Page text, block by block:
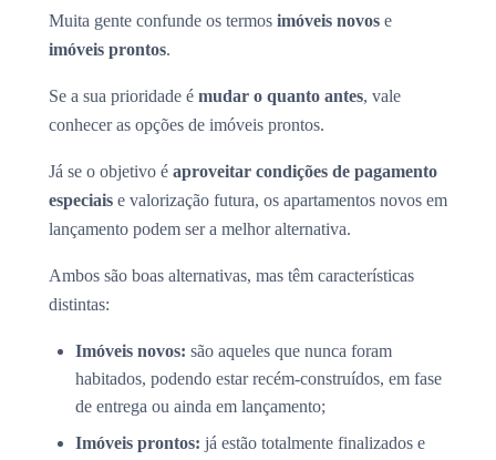
Muita gente confunde os termos imóveis novos e
imóveis prontos.
Se a sua prioridade é mudar o quanto antes, vale
conhecer as opções de imóveis prontos.
Já se o objetivo é aproveitar condições de pagamento
especiais e valorização futura, os apartamentos novos em
lançamento podem ser a melhor alternativa.
Ambos são boas alternativas, mas têm características
distintas:
Imóveis novos: são aqueles que nunca foram
habitados, podendo estar recém-construídos, em fase
de entrega ou ainda em lançamento;
Imóveis prontos: já estão totalmente finalizados e